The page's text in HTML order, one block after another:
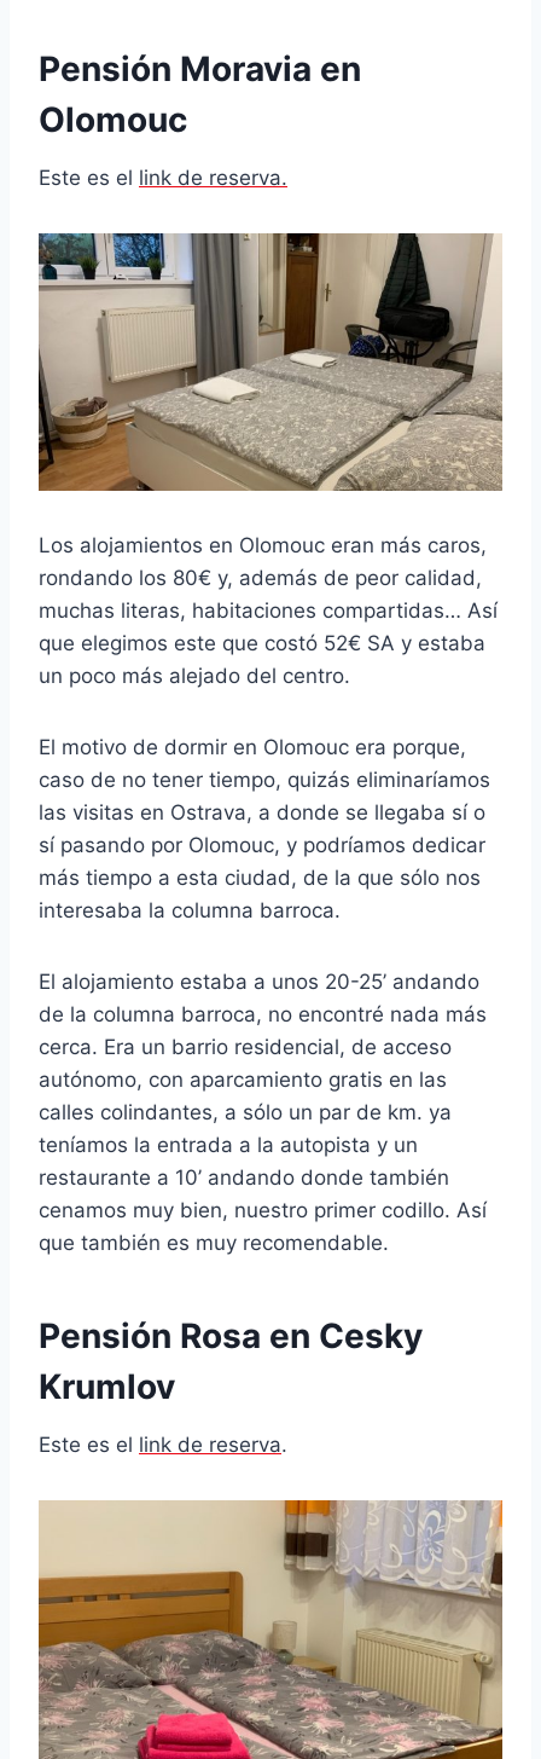
Pensión Moravia en
Olomouc
Este es el link de reserva.
Los alojamientos en Olomouc eran más caros,
rondando los 80€ y, además de peor calidad,
muchas literas, habitaciones compartidas… Así
que elegimos este que costó 52€ SA y estaba
un poco más alejado del centro.
El motivo de dormir en Olomouc era porque,
caso de no tener tiempo, quizás eliminaríamos
las visitas en Ostrava, a donde se llegaba sí o
sí pasando por Olomouc, y podríamos dedicar
más tiempo a esta ciudad, de la que sólo nos
interesaba la columna barroca.
El alojamiento estaba a unos 20-25’ andando
de la columna barroca, no encontré nada más
cerca. Era un barrio residencial, de acceso
autónomo, con aparcamiento gratis en las
calles colindantes, a sólo un par de km. ya
teníamos la entrada a la autopista y un
restaurante a 10’ andando donde también
cenamos muy bien, nuestro primer codillo. Así
que también es muy recomendable.
Pensión Rosa en Cesky
Krumlov
Este es el link de reserva.